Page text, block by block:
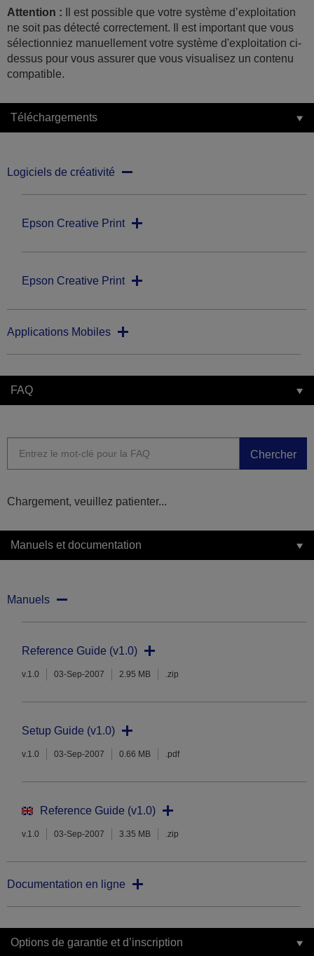
Attention : Il est possible que votre système d’exploitation
ne soit pas détecté correctement. Il est important que vous
sélectionniez manuellement votre système d'exploitation ci-
dessus pour vous assurer que vous visualisez un contenu
compatible.
Téléchargements
Logiciels de créativité
Epson Creative Print
Epson Creative Print
Applications Mobiles
FAQ
Chercher
Chargement, veuillez patienter...
Manuels et documentation
Manuels
Reference Guide (v1.0)
v.1.0 03-Sep-2007 2.95 MB .zip
Setup Guide (v1.0)
v.1.0 03-Sep-2007 0.66 MB .pdf
Reference Guide (v1.0)
v.1.0 03-Sep-2007 3.35 MB .zip
Documentation en ligne
Options de garantie et d’inscription